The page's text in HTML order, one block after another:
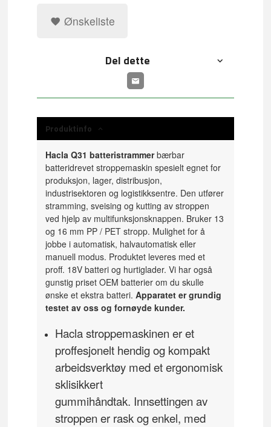
Ønskeliste
Del dette
Produktinfo
Hacla Q31 batteristrammer bærbar
batteridrevet stroppemaskin spesielt egnet for
produksjon, lager, distribusjon,
industrisektoren og logistikksentre. Den utfører
stramming, sveising og kutting av stroppen
ved hjelp av multifunksjonsknappen. Bruker 13
og 16 mm PP / PET stropp. Mulighet for å
jobbe i automatisk, halvautomatisk eller
manuell modus. Produktet leveres med et
proff. 18V batteri og hurtiglader. Vi har også
gunstig priset OEM batterier om du skulle
ønske et ekstra batteri.Apparatet er grundig
testet av oss og fornøyde kunder.
Hacla stroppemaskinen er et
proffesjonelt hendig og kompakt
arbeidsverktøy med et ergonomisk
sklisikkert
gummihåndtak. Innsettingen av
stroppen er rask og enkel, med